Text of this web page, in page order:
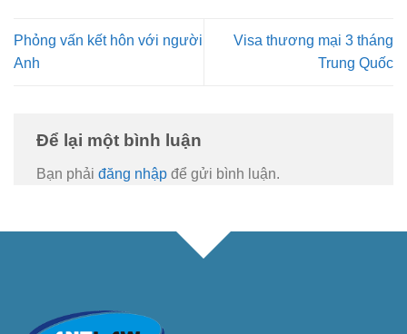
Phỏng vấn kết hôn với người
Anh
Visa thương mại 3 tháng
Trung Quốc
Để lại một bình luận
Bạn phải đăng nhập để gửi bình luận.